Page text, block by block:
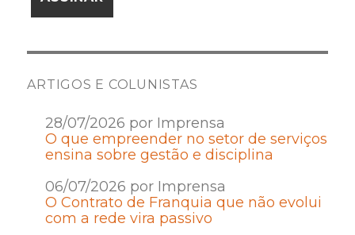
ARTIGOS E COLUNISTAS
28/07/2026 por Imprensa
O que empreender no setor de serviços
ensina sobre gestão e disciplina
06/07/2026 por Imprensa
O Contrato de Franquia que não evolui
com a rede vira passivo